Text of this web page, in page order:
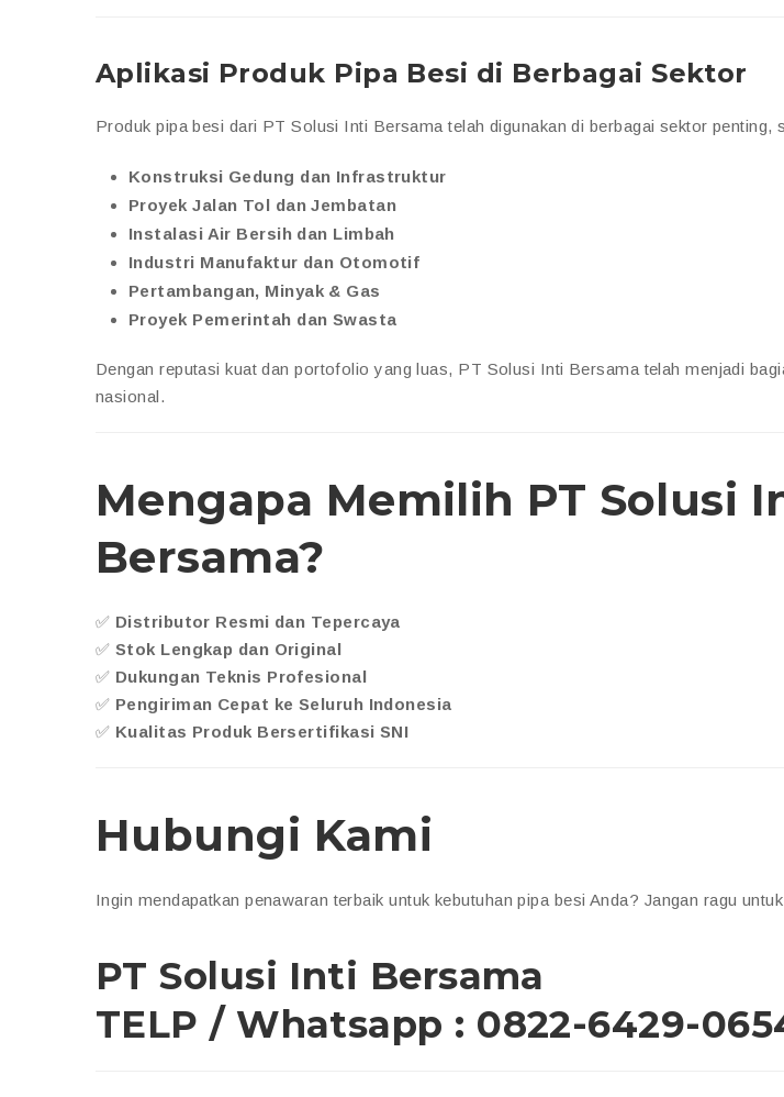
Aplikasi Produk Pipa Besi di Berbagai Sektor
Produk pipa besi dari PT Solusi Inti Bersama telah digunakan di berbagai sektor penting,
Konstruksi Gedung dan Infrastruktur
Proyek Jalan Tol dan Jembatan
Instalasi Air Bersih dan Limbah
Industri Manufaktur dan Otomotif
Pertambangan, Minyak & Gas
Proyek Pemerintah dan Swasta
Dengan reputasi kuat dan portofolio yang luas, PT Solusi Inti Bersama telah menjadi
nasional.
Mengapa Memilih PT Solusi
Bersama?
✅ Distributor Resmi dan Tepercaya
✅ Stok Lengkap dan Original
✅ Dukungan Teknis Profesional
✅ Pengiriman Cepat ke Seluruh Indonesia
✅ Kualitas Produk Bersertifikasi SNI
Hubungi Kami
Ingin mendapatkan penawaran terbaik untuk kebutuhan pipa besi Anda? Jangan ragu
PT Solusi Inti Bersama
TELP / Whatsapp : 0822-6429-